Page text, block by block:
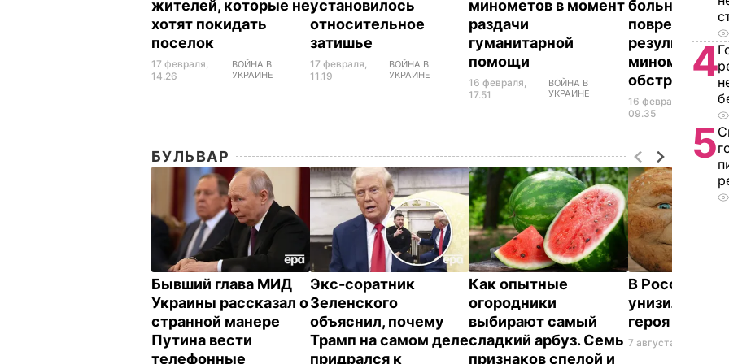
жителей, которые не
хотят покидать
поселок
17 февраля,
14.26
ВОЙНА В
УКРАИНЕ
установилось
относительное
затишье
17 февраля,
11.19
ВОЙНА В
УКРАИНЕ
минометов в момент
раздачи
гуманитарной
помощи
16 февраля,
17.51
ВОЙНА В
УКРАИНЕ
больницы,
результате
минометного
обстрела
16 февраля,
09.35
БУЛЬВАР
Бывший глава МИД
Украины рассказал о
странной манере
Путина вести
телефонные
Экс-соратник
Зеленского
объяснил, почему
Трамп на самом деле
придрался к
Как опытные
огородники
выбирают самый
сладкий арбуз. Семь
признаков спелой и
В России
унизили
героя Путина
7 августа, 23.32
4
5